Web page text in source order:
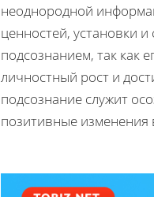
неоднородной
ценностей, установки
подсознанием, так как
личностный рост и
подсознание служит
позитивные изменения